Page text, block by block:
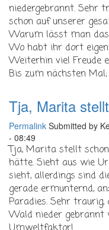
niedergebrannt. Sehr
schon auf unserer
Warum lässt man
Wo habt ihr dort
Weiterhin viel Freude
Bis zum nächsten
Tja, Marita
Permalink Submitted by
- 08:49
Tja, Marita stellt
hätte. Sieht aus wie
sieht, allerdings sind
gerade ermunternd,
Paradies. Sehr
Wald nieder gebrannt